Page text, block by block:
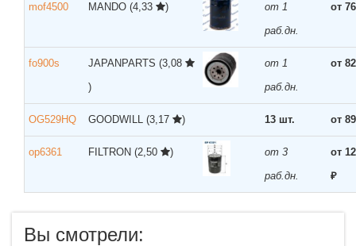
mof4500 MANDO (4,33 )
от 1
раб.дн.
от
fo900s JAPANPARTS (3,08
)
от 1
раб.дн.
от
OG529HQ GOODWILL (3,17 ) 13 шт. от
op6361 FILTRON (2,50 )
от 3
раб.дн.
от
₽
Вы смотрели: